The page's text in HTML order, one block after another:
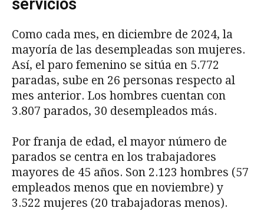
servicios
Como cada mes, en diciembre de 2024, la
mayoría de las desempleadas son mujeres.
Así, el paro femenino se sitúa en 5.772
paradas, sube en 26 personas respecto al
mes anterior. Los hombres cuentan con
3.807 parados, 30 desempleados más.
Por franja de edad, el mayor número de
parados se centra en los trabajadores
mayores de 45 años. Son 2.123 hombres (57
empleados menos que en noviembre) y
3.522 mujeres (20 trabajadoras menos).